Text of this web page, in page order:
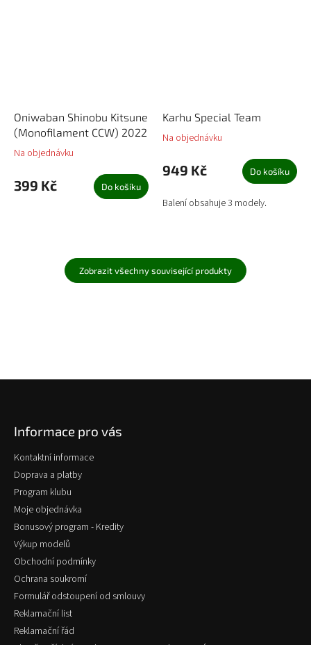
Oniwaban Shinobu Kitsune
(Monofilament CCW) 2022
Na objednávku
399 Kč Do košíku
Karhu Special Team
Na objednávku
949 Kč Do košíku
Balení obsahuje 3 modely.
Zobrazit všechny související produkty
Informace pro vás
Kontaktní informace
Doprava a platby
Program klubu
Moje objednávka
Bonusový program - Kredity
Výkup modelů
Obchodní podmínky
Ochrana soukromí
Formulář odstoupení od smlouvy
Reklamační list
Reklamační řád